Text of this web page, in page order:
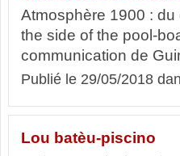
Atmosphère 1900 :
the side of the pool-
communication de
Publié le 29/05/2018
Lou batèu-piscino